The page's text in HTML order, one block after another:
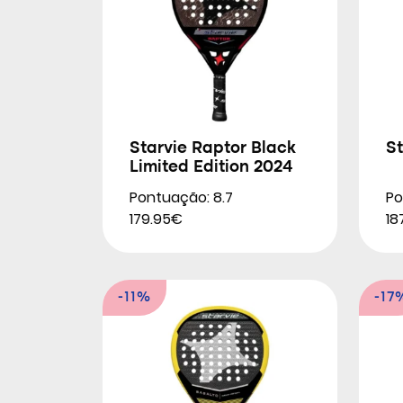
Starvie Raptor Black
Limited Edition 2024
Pontuação: 8.7
179.95€
-11% -